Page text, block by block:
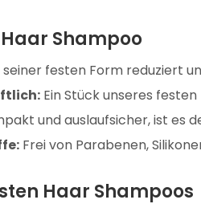
Shampoo
festen Form reduziert
Ein Stück unseres
und auslaufsicher, ist es
Frei von Parabenen,
Haar Shampoos